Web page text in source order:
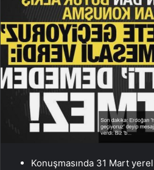
Konuşmasında 31 Mart